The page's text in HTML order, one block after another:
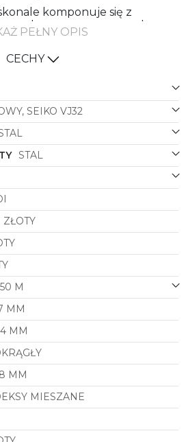
komponuje się z
tworząc zegarek,
jak i estetyczny.
tarczę przed zarysowaniami,
i niezawodność zegarka przez
to doskonały wybór
ceni elegancję, styl i
To nie tylko praktyczny
osobistego stylu i klasy,
swojej właścicielki.
PEŁNY OPIS
CECHY
SEIKO VJ32
STAL
ZŁOTY
50 M
MM
MM
MM
MIESZANE